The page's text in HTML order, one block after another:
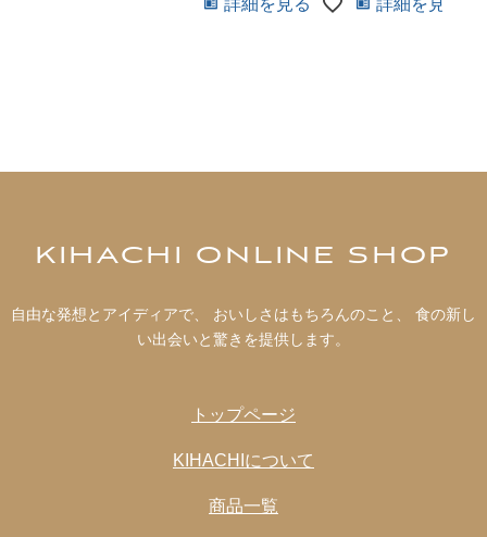
KIHACHI ONLINE SHOP
自由な発想とアイディアで、 おいしさはもちろんのこと、 食の新し
い出会いと驚きを提供します。
トップページ
KIHACHIについて
商品一覧